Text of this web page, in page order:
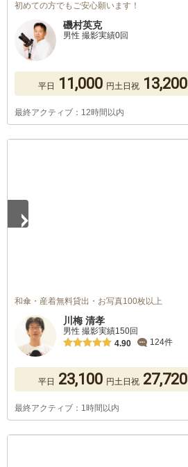
初めての方でもご安心願います！
磯村英克
男性 撮影実績0回
平日 11,000 円土日祝 13,200
最終アクティブ：12時間以内
和傘・産着無料貸出・お写真100枚以上
川梅 清孝
男性 撮影実績150回
4.90
124件
平日 23,100 円土日祝 27,720
最終アクティブ：1時間以内